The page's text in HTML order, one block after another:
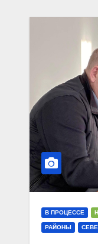
В ПРОЦЕССЕ
РАЙОНЫ